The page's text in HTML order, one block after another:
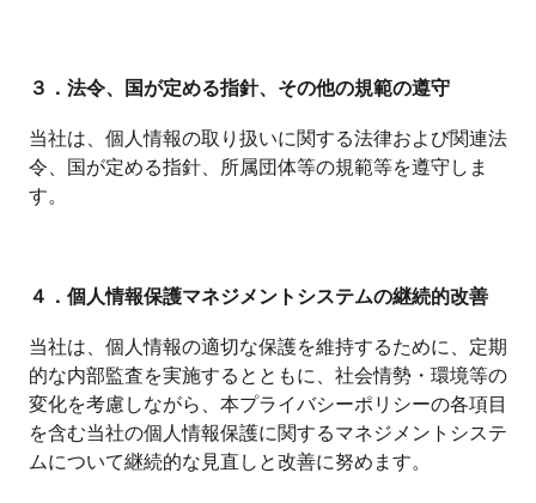
３．法令、国が定める指針、その他の規範の遵守
当社は、個人情報の取り扱いに関する法律および関連法
令、国が定める指針、所属団体等の規範等を遵守しま
す。
４．個人情報保護マネジメントシステムの継続的改善
当社は、個人情報の適切な保護を維持するために、定期
的な内部監査を実施するとともに、社会情勢・環境等の
変化を考慮しながら、本プライバシーポリシーの各項目
を含む当社の個人情報保護に関するマネジメントシステ
ムについて継続的な見直しと改善に努めます。